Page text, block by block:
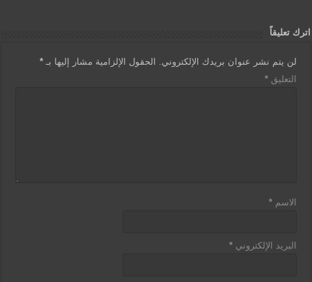
o
o
k
p
dl
اترك تعليقاً
لن يتم نشر عنوان بريدك الإلكتروني. الحقول الإلزامية مشار إليها بـ*
التعليق*
الاسم*
البريد الإلكتروني*